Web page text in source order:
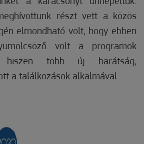
részt vett a közös
elmondható volt, hogy ebben
volt a programok
hiszen több új barátság,
a találkozások alkalmával.